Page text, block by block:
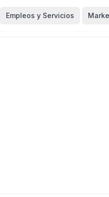
Empleos y Servicios